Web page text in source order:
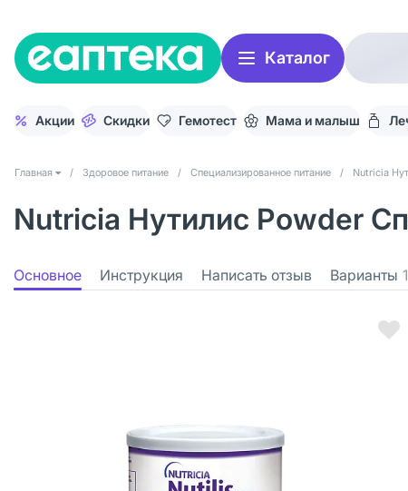
Каталог
Акции Скидки Гемотест Мама и малыш
Главная / Здоровое питание / Специализированное питание / Nutricia
Nutricia Нутилис Powder
Основное Инструкция Написать отзыв Варианты 1